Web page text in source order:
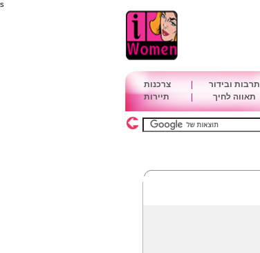
s
תרבות ובידור
צרכנות
תאווה לחיך תיירות